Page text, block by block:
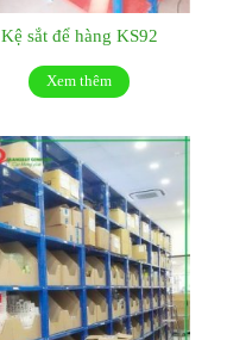
Kệ sắt để hàng KS92
Xem thêm